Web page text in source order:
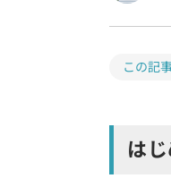
この記
は